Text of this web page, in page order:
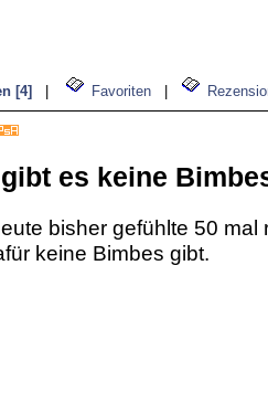
[4] Favoriten
es keine
bisher gefühlte 50 mal
keine Bimbes gibt.